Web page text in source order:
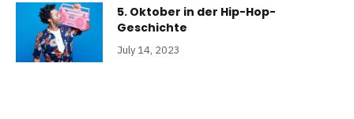
5. Oktober in der Hip-Hop-
Geschichte
July 14, 2023